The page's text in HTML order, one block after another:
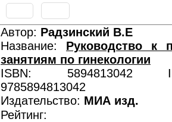
Автор: Радзинский В.Е
Название: Руководство к
занятиям по гинекологии
ISBN: 5894813042
9785894813042
Издательство: МИА изд.
Рейтинг: